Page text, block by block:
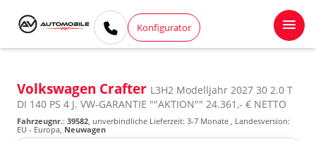
Konfigurator
Volkswagen Crafter L3H2 Modelljahr 2027 30 2.0 T
DI 140 PS 4 J. VW-GARANTIE ""AKTION"" 24.361,- € NETTO
Fahrzeugnr.: 39582, unverbindliche Lieferzeit: 3-7 Monate , Landesversion:
EU - Europa, Neuwagen